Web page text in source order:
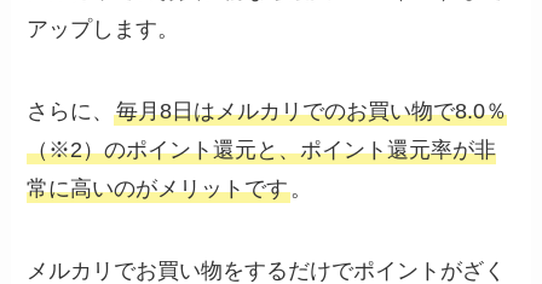
アップします。
さらに、毎月8日はメルカリでのお買い物で8.0％
（※2）のポイント還元と、ポイント還元率が非
常に高いのがメリットです。
メルカリでお買い物をするだけでポイントがざく